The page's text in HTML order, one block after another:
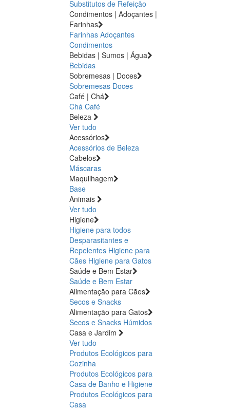
Substitutos de Refeição
Condimentos | Adoçantes |
Farinhas
Farinhas Adoçantes
Condimentos
Bebidas | Sumos | Água
Bebidas
Sobremesas | Doces
Sobremesas Doces
Café | Chá
Chá Café
Beleza
Ver tudo
Acessórios
Acessórios de Beleza
Cabelos
Máscaras
Maquilhagem
Base
Animais
Ver tudo
Higiene
Higiene para todos
Desparasitantes e
Repelentes Higiene para
Cães Higiene para Gatos
Saúde e Bem Estar
Saúde e Bem Estar
Alimentação para Cães
Secos e Snacks
Alimentação para Gatos
Secos e Snacks Húmidos
Casa e Jardim
Ver tudo
Produtos Ecológicos para
Cozinha
Produtos Ecológicos para
Casa de Banho e Higiene
Produtos Ecológicos para
Casa